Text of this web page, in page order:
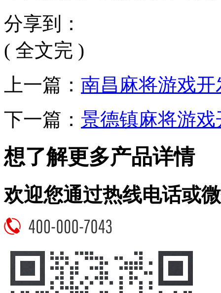
分享到：
( 全文完 )
上一篇： 南昌麻将游戏
下一篇： 景德镇麻将游
想了解更多产品详情
欢迎您通过热线电话或